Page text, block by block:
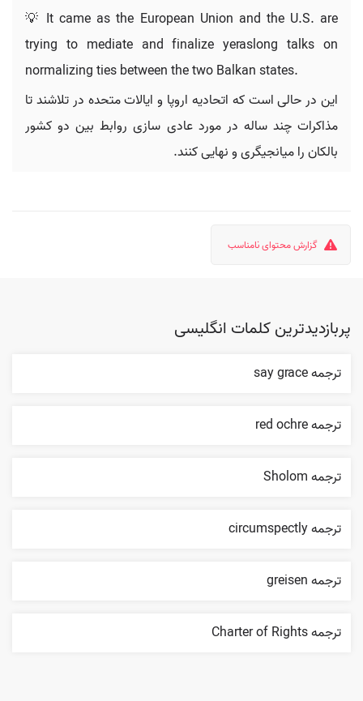
💡 It came as the European Union and the U.S. are
trying to mediate and finalize yeraslong talks on
normalizing ties between the two Balkan states.
این در حالی است که اتحادیه اروپا و ایالات متحده در تلاشند تا
مذاکرات چند ساله در مورد عادی سازی روابط بین دو کشور
بالکان را میانجیگری و نهایی کنند.
گزارش محتوای نامناسب
پربازدیدترین کلمات انگلیسی
ترجمه say grace
ترجمه red ochre
ترجمه Sholom
ترجمه circumspectly
ترجمه greisen
ترجمه Charter of Rights